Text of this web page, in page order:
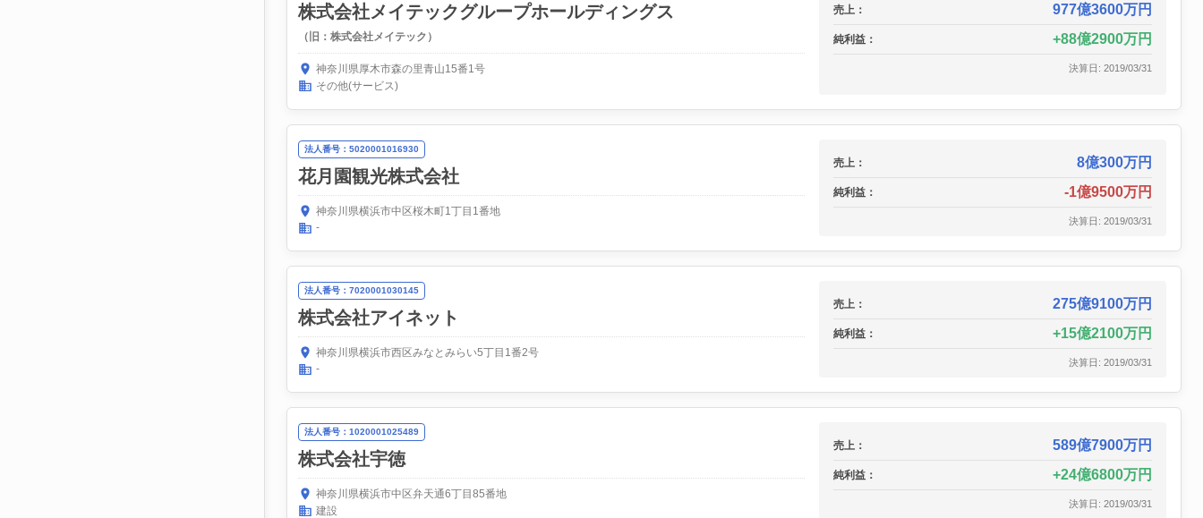
株式会社メイテックグループホールディングス
（旧：株式会社メイテック）
神奈川県厚木市森の里青山15番1号
その他(サービス)
売上： 977億3600万円
純利益： 88億2900万円
決算日: 2019/03/31
法人番号：5020001016930
花月園観光株式会社
神奈川県横浜市中区桜木町1丁目1番地
-
売上： 8億300万円
純利益： -1億9500万円
決算日: 2019/03/31
法人番号：7020001030145
株式会社アイネット
神奈川県横浜市西区みなとみらい5丁目1番2号
-
売上： 275億9100万円
純利益： 15億2100万円
決算日: 2019/03/31
法人番号：1020001025489
株式会社宇徳
神奈川県横浜市中区弁天通6丁目85番地
建設
売上： 589億7900万円
純利益： 24億6800万円
決算日: 2019/03/31